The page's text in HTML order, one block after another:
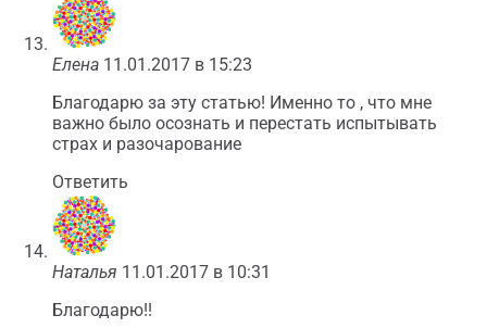
Елена 11.01.2017 в 15:23
Благодарю за эту статью! Именно то , что мне
важно было осознать и перестать испытывать
страх и разочарование
Ответить
Наталья 11.01.2017 в 10:31
Благодарю!!